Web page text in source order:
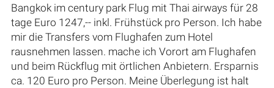
Bangkok im century park Flug mit Thai airways für 28
tage Euro 1247,-- inkl. Frühstück pro Person. Ich habe
mir die Transfers vom Flughafen zum Hotel
rausnehmen lassen. mache ich Vorort am Flughafen
und beim Rückflug mit örtlichen Anbietern. Ersparnis
ca. 120 Euro pro Person. Meine Überlegung ist halt